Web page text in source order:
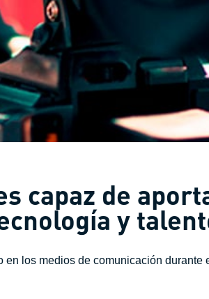
capaz de
y
los medios de comunicación durante